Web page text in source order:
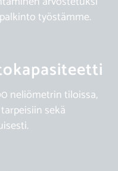
työstämme.
neliömetrin tiloissa,
sekä